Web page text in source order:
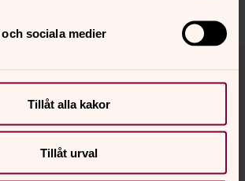
sociala medier
Tillåt alla kakor
Tillåt urval